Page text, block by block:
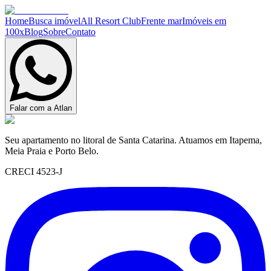
HomeBusca imóvelAll Resort ClubFrente marImóveis em
100xBlogSobreContato
Falar com a Atlan
Seu apartamento no litoral de Santa Catarina. Atuamos em Itapema,
Meia Praia e Porto Belo.
CRECI 4523-J